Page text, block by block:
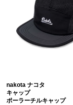
nakota ナコタ
キャップ
ポーラーチルキャップ